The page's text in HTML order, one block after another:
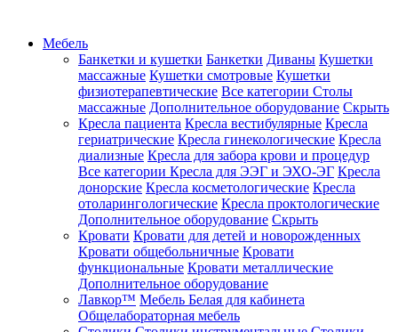
Мебель
Банкетки и кушетки Банкетки Диваны Кушетки
массажные Кушетки смотровые Кушетки
физиотерапевтические Все категории Столы
массажные Дополнительное оборудование Скрыть
Кресла пациента Кресла вестибулярные Кресла
гериатрические Кресла гинекологические Кресла
диализные Кресла для забора крови и процедур
Все категории Кресла для ЭЭГ и ЭХО-ЭГ Кресла
донорские Кресла косметологические Кресла
отоларингологические Кресла проктологические
Дополнительное оборудование Скрыть
Кровати Кровати для детей и новорожденных
Кровати общебольничные Кровати
функциональные Кровати металлические
Дополнительное оборудование
Лавкор™ Мебель Белая для кабинета
Общелабораторная мебель